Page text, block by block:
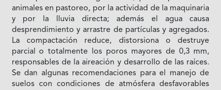
animales en pastoreo, por la actividad de la maquinaria
y por la lluvia directa; además el agua causa
desprendimiento y arrastre de partículas y agregados.
La compactación reduce, distorsiona o destruye
parcial o totalmente los poros mayores de 0,3 mm,
responsables de la aireación y desarrollo de las raíces.
Se dan algunas recomendaciones para el manejo de
suelos con condiciones de atmósfera desfavorables